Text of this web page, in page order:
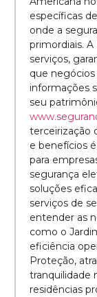
específicas
onde a
primordiais.
serviços,
que negócios
informações
seu
terceirização
e benefícios
para
segurança
soluções
serviços de
entender as
como o
eficiência
Proteção,
tranquilidade
residências